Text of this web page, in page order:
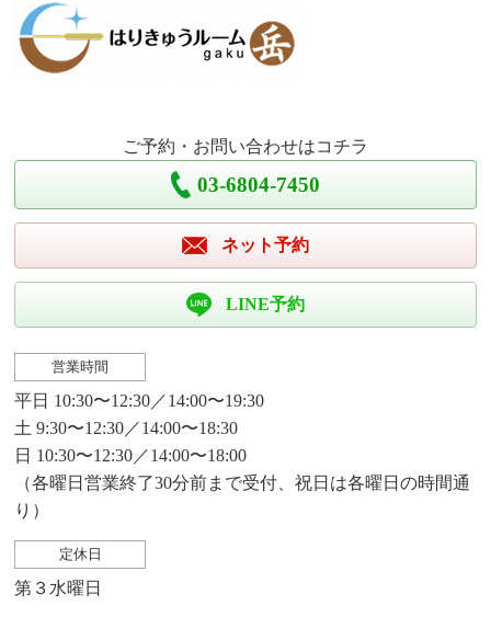
ご予約・お問い合わせはコチラ
03-6804-7450
ネット予約
LINE予約
営業時間
平日 10:30〜12:30／14:00〜19:30
土 9:30〜12:30／14:00〜18:30
日 10:30〜12:30／14:00〜18:00
（各曜日営業終了30分前まで受付、祝日は各曜日の時間通
り）
定休日
第３水曜日